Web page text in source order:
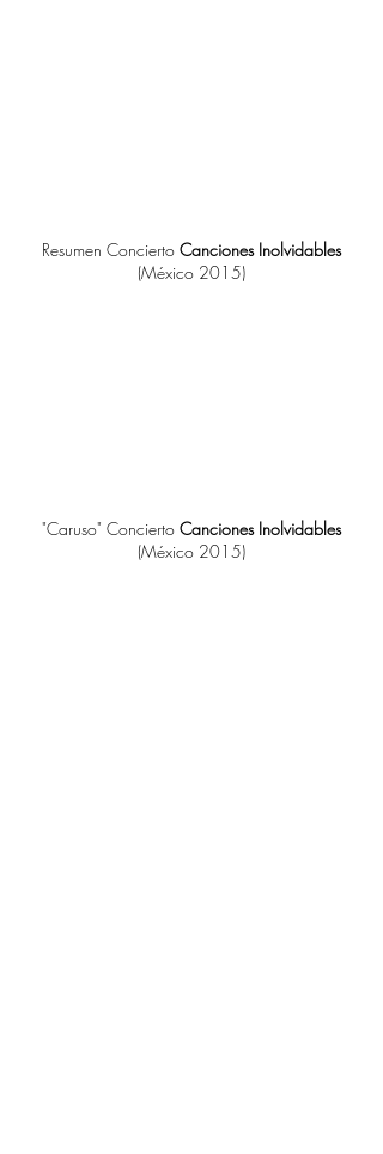
Resumen Concierto Canciones Inolvidables
(México 2015)
"Caruso" Concierto Canciones Inolvidables
(México 2015)